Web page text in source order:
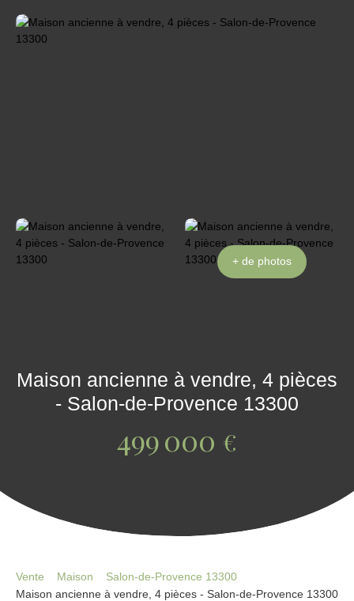
+ de photos
Maison ancienne à vendre, 4 pièces
- Salon-de-Provence 13300
499 000 €
Vente Maison
Salon-de-Provence 13300
Maison ancienne à vendre, 4 pièces - Salon-de-Provence 13300